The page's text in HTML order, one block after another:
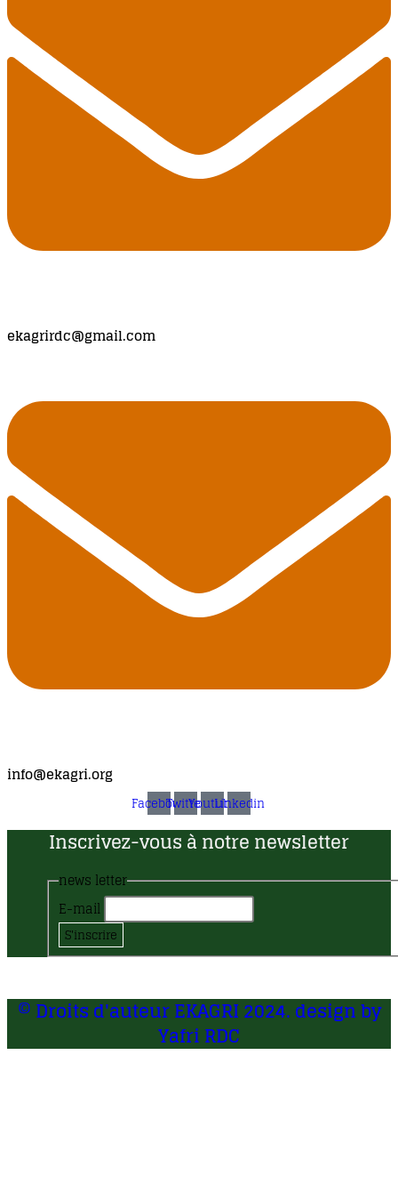
ekagrirdc@gmail.com
info@ekagri.org
FacebookTwitterYoutubeLinkedin
Inscrivez-vous à notre newsletter
news letter
E-mail
S'inscrire
© Droits d'auteur EKAGRI 2024. design by
Yafri RDC